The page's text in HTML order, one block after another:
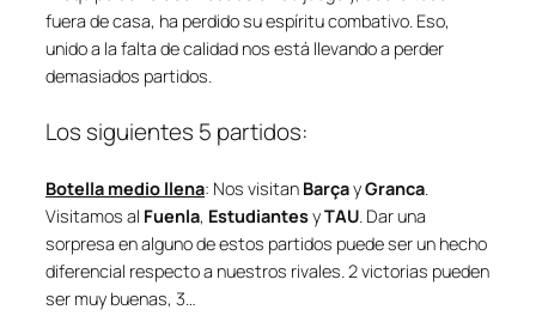
fuera de casa, ha perdido su espíritu combativo. Eso,
unido a la falta de calidad nos está llevando a perder
demasiados partidos.
Los siguientes 5 partidos:
Botella medio llena: Nos visitan BarçayGranca.
Visitamos al Fuenla, EstudiantesyTAU. Dar una
sorpresa en alguno de estos partidos puede ser un hecho
diferencial respecto a nuestros rivales. 2 victorias pueden
ser muy buenas, 3…